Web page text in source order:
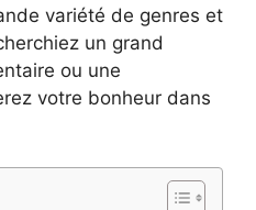
variété de genres et
un grand
ou une
votre bonheur dans